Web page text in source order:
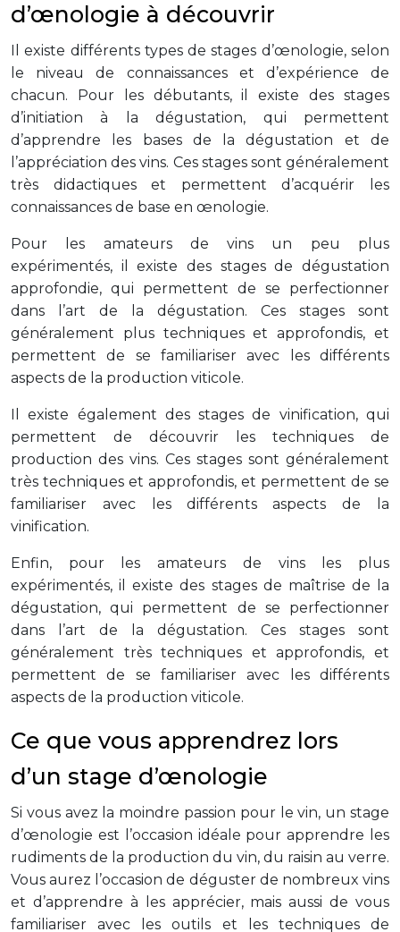
d’œnologie à découvrir
Il existe différents types de stages d’œnologie, selon
le niveau de connaissances et d’expérience de
chacun. Pour les débutants, il existe des stages
d’initiation à la dégustation, qui permettent
d’apprendre les bases de la dégustation et de
l’appréciation des vins. Ces stages sont généralement
très didactiques et permettent d’acquérir les
connaissances de base en œnologie.
Pour les amateurs de vins un peu plus
expérimentés, il existe des stages de dégustation
approfondie, qui permettent de se perfectionner
dans l’art de la dégustation. Ces stages sont
généralement plus techniques et approfondis, et
permettent de se familiariser avec les différents
aspects de la production viticole.
Il existe également des stages de vinification, qui
permettent de découvrir les techniques de
production des vins. Ces stages sont généralement
très techniques et approfondis, et permettent de se
familiariser avec les différents aspects de la
vinification.
Enfin, pour les amateurs de vins les plus
expérimentés, il existe des stages de maîtrise de la
dégustation, qui permettent de se perfectionner
dans l’art de la dégustation. Ces stages sont
généralement très techniques et approfondis, et
permettent de se familiariser avec les différents
aspects de la production viticole.
Ce que vous apprendrez lors
d’un stage d’œnologie
Si vous avez la moindre passion pour le vin, un stage
d’œnologie est l’occasion idéale pour apprendre les
rudiments de la production du vin, du raisin au verre.
Vous aurez l’occasion de déguster de nombreux vins
et d’apprendre à les apprécier, mais aussi de vous
familiariser avec les outils et les techniques de